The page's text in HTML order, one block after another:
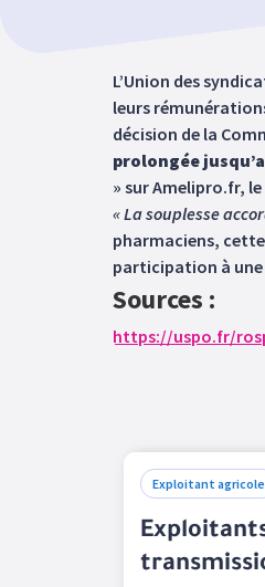
L’Union des
leurs
décision de la
prolongée
» sur Amelipro.fr,
« La souplesse
pharmaciens, cette
participation à une
Sources :
https://uspo.fr/
Exploitant agricole